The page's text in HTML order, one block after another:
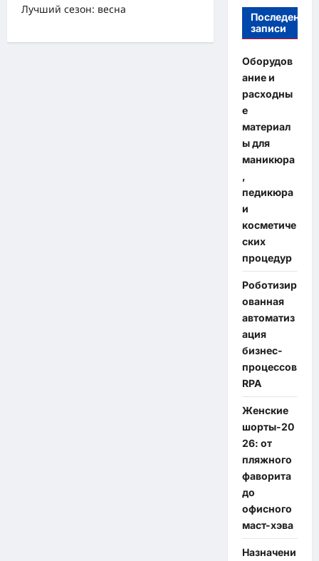
Лучший сезон: весна
Последение
записи
Оборудов
ание и
расходны
е
материал
ы для
маникюра
,
педикюра
и
косметиче
ских
процедур
Роботизир
ованная
автоматиз
ация
бизнес-
процессов
RPA
Женские
шорты-20
26: от
пляжного
фаворита
до
офисного
маст-хэва
Назначени